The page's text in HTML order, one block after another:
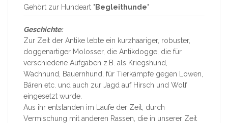
Gehört zur Hundeart " Begleithunde"
Geschichte:
Zur Zeit der Antike lebte ein kurzhaariger, robuster,
doggenartiger Molosser, die Antikdogge, die für
verschiedene Aufgaben z.B. als Kriegshund,
Wachhund, Bauernhund, für Tierkämpfe gegen Löwen,
Bären etc. und auch zur Jagd auf Hirsch und Wolf
eingesetzt wurde.
Aus ihr entstanden im Laufe der Zeit, durch
Vermischung mit anderen Rassen, die in unserer Zeit